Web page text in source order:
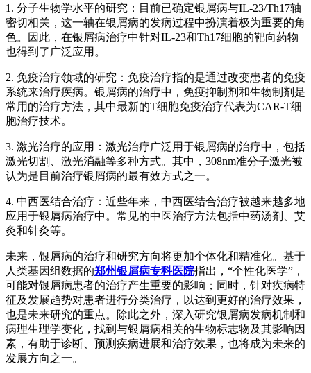
1. 分子生物学水平的研究：目前已确定银屑病与IL-23/Th17轴
密切相关，这一轴在银屑病的发病过程中扮演着极为重要的角
色。因此，在银屑病治疗中针对IL-23和Th17细胞的靶向药物
也得到了广泛应用。
2. 免疫治疗领域的研究：免疫治疗指的是通过改变患者的免疫
系统来治疗疾病。银屑病的治疗中，免疫抑制剂和生物制剂是
常用的治疗方法，其中最新的T细胞免疫治疗代表为CAR-T细
胞治疗技术。
3. 激光治疗的应用：激光治疗广泛用于银屑病的治疗中，包括
激光切割、激光消融等多种方式。其中，308nm准分子激光被
认为是目前治疗银屑病的最有效方式之一。
4. 中西医结合治疗：近些年来，中西医结合治疗被越来越多地
应用于银屑病治疗中。常见的中医治疗方法包括中药汤剂、艾
灸和针灸等。
未来，银屑病的治疗和研究方向将更加个体化和精准化。基于
人类基因组数据的郑州银屑病专科医院指出，“个性化医学”，
可能对银屑病患者的治疗产生重要的影响；同时，针对疾病特
征及发展趋势对患者进行分类治疗，以达到更好的治疗效果，
也是未来研究的重点。除此之外，深入研究银屑病发病机制和
病理生理学变化，找到与银屑病相关的生物标志物及其影响因
素，有助于诊断、预测疾病进展和治疗效果，也将成为未来的
发展方向之一。